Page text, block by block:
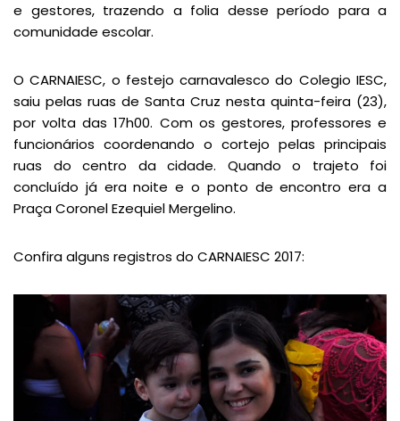
e gestores, trazendo a folia desse período para a
comunidade escolar.
O CARNAIESC, o festejo carnavalesco do Colegio IESC,
saiu pelas ruas de Santa Cruz nesta quinta-feira (23),
por volta das 17h00. Com os gestores, professores e
funcionários coordenando o cortejo pelas principais
ruas do centro da cidade. Quando o trajeto foi
concluído já era noite e o ponto de encontro era a
Praça Coronel Ezequiel Mergelino.
Confira alguns registros do CARNAIESC 2017: